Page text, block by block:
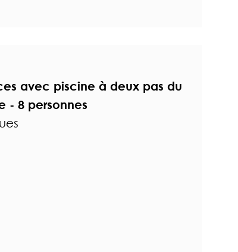
avec piscine à deux pas du
- 8 personnes